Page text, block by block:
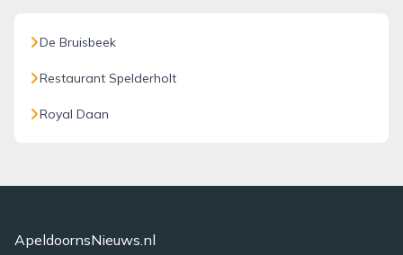
De Bruisbeek
Restaurant Spelderholt
Royal Daan
ApeldoornsNieuws.nl